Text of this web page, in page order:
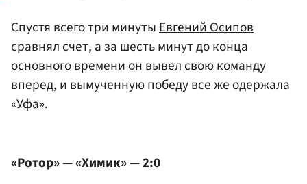
Спустя всего три минутыЕвгений Осипов
сравнял счет, а за шесть минут до конца
основного времени он вывел свою команду
вперед, и вымученную победу все же одержала
«Уфа».
«Ротор» — «Химик» — 2:0